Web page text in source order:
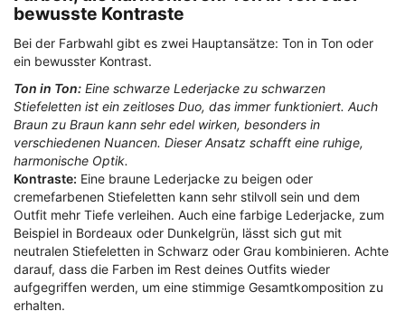
bewusste Kontraste
Bei der Farbwahl gibt es zwei Hauptansätze: Ton in Ton oder
ein bewusster Kontrast.
Ton in Ton: Eine schwarze Lederjacke zu schwarzen
Stiefeletten ist ein zeitloses Duo, das immer funktioniert. Auch
Braun zu Braun kann sehr edel wirken, besonders in
verschiedenen Nuancen. Dieser Ansatz schafft eine ruhige,
harmonische Optik.
Kontraste: Eine braune Lederjacke zu beigen oder
cremefarbenen Stiefeletten kann sehr stilvoll sein und dem
Outfit mehr Tiefe verleihen. Auch eine farbige Lederjacke, zum
Beispiel in Bordeaux oder Dunkelgrün, lässt sich gut mit
neutralen Stiefeletten in Schwarz oder Grau kombinieren. Achte
darauf, dass die Farben im Rest deines Outfits wieder
aufgegriffen werden, um eine stimmige Gesamtkomposition zu
erhalten.